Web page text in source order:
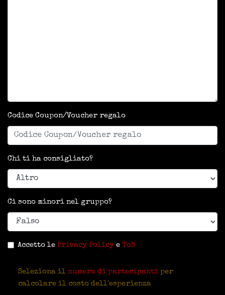
Codice Coupon/Voucher regalo
Chi ti ha consigliato?
Ci sono minori nel gruppo?
Accetto le Privacy Policy e ToS
Seleziona il numero di partecipanti per
calcolare il costo dell'esperienza